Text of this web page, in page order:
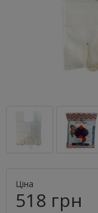
Ціна
518 грн